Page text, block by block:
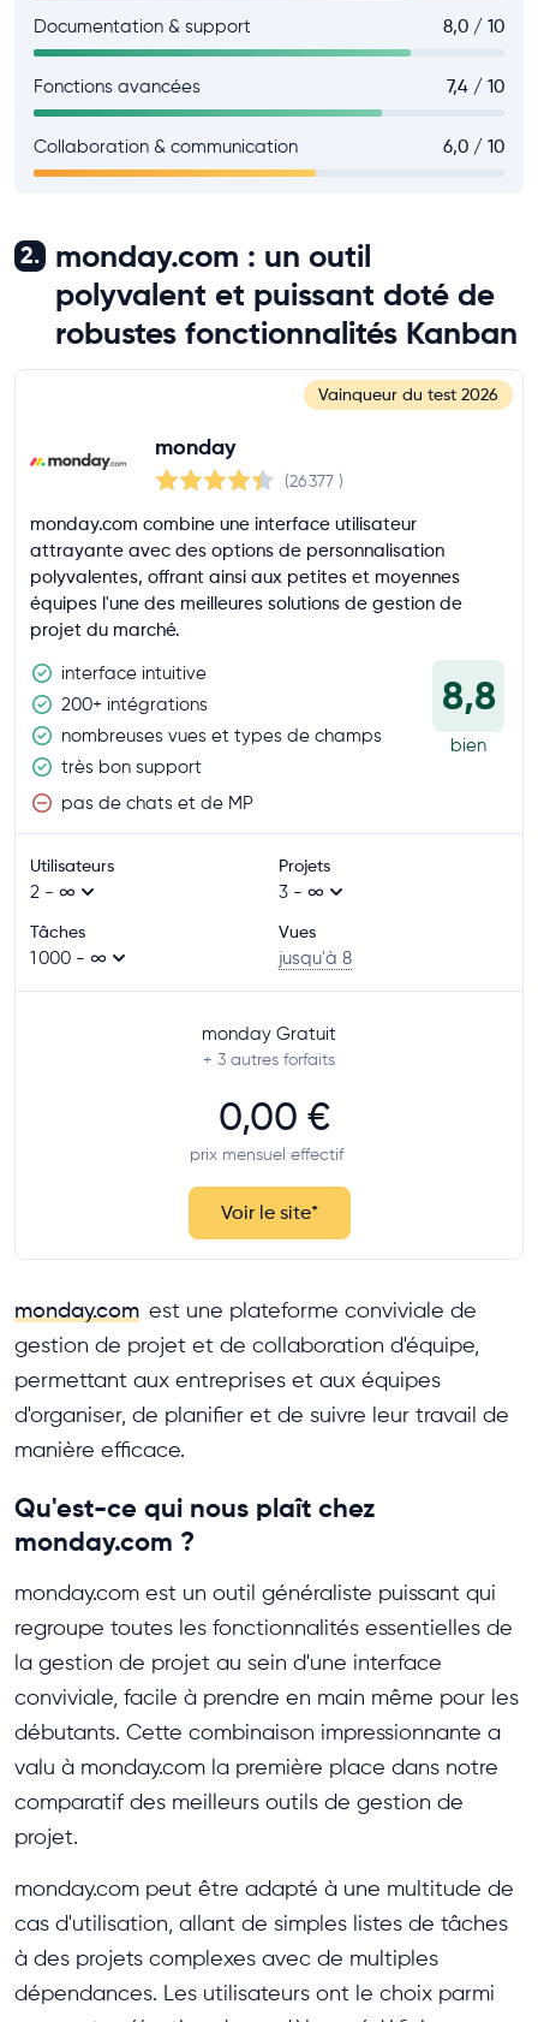
Documentation & support 8,0 / 10
Fonctions avancées 7,4 / 10
Collaboration & communication 6,0 / 10
2.
monday.com : un outil
polyvalent et puissant doté de
robustes fonctionnalités Kanban
Vainqueur du test 2026
monday
(26 377 )
monday.com combine une interface utilisateur
attrayante avec des options de personnalisation
polyvalentes, offrant ainsi aux petites et moyennes
équipes l'une des meilleures solutions de gestion de
projet du marché.
interface intuitive
200+ intégrations
nombreuses vues et types de champs
très bon support
pas de chats et de MP
8,8
bien
Utilisateurs
2 - ∞
Projets
3 - ∞
Tâches
1 000 - ∞
Vues
jusqu'à 8
monday Gratuit
+ 3 autres forfaits
0,00 €
prix mensuel effectif
Voir le site*
monday.com est une plateforme conviviale de
gestion de projet et de collaboration d'équipe,
permettant aux entreprises et aux équipes
d'organiser, de planifier et de suivre leur travail de
manière efficace.
Qu'est-ce qui nous plaît chez
monday.com ?
monday.com est un outil généraliste puissant qui
regroupe toutes les fonctionnalités essentielles de
la gestion de projet au sein d'une interface
conviviale, facile à prendre en main même pour les
débutants. Cette combinaison impressionnante a
valu à monday.com la première place dans notre
comparatif des meilleurs outils de gestion de
projet.
monday.com peut être adapté à une multitude de
cas d'utilisation, allant de simples listes de tâches
à des projets complexes avec de multiples
dépendances. Les utilisateurs ont le choix parmi